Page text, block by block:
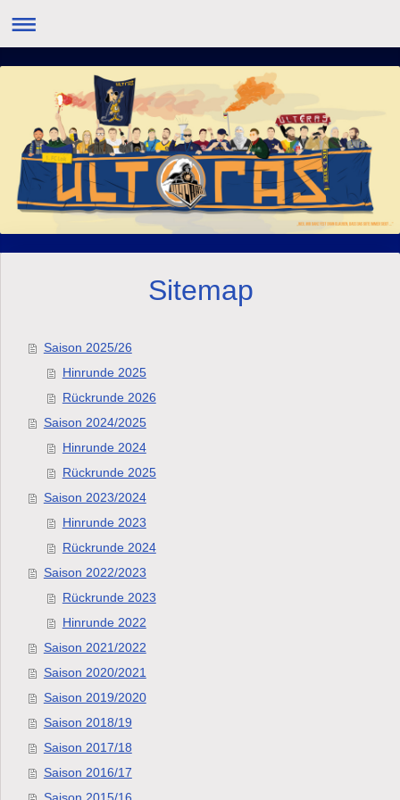
Sitemap
Saison 2025/26
Hinrunde 2025
Rückrunde 2026
Saison 2024/2025
Hinrunde 2024
Rückrunde 2025
Saison 2023/2024
Hinrunde 2023
Rückrunde 2024
Saison 2022/2023
Rückrunde 2023
Hinrunde 2022
Saison 2021/2022
Saison 2020/2021
Saison 2019/2020
Saison 2018/19
Saison 2017/18
Saison 2016/17
Saison 2015/16